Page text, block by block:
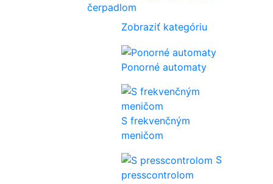
čerpadlom
Zobraziť kategóriu
Ponorné automaty
S frekvenčným
meničom
S
presscontrolom